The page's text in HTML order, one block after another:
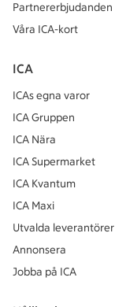
Partnererbjudanden
Våra ICA-kort
ICA
ICAs egna varor
ICA Gruppen
ICA Nära
ICA Supermarket
ICA Kvantum
ICA Maxi
Utvalda leverantörer
Annonsera
Jobba på ICA